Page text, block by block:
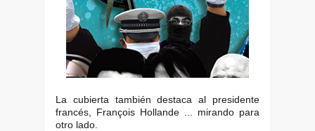
La cubierta también destaca al presidente
francés, François Hollande ... mirando para
otro lado.